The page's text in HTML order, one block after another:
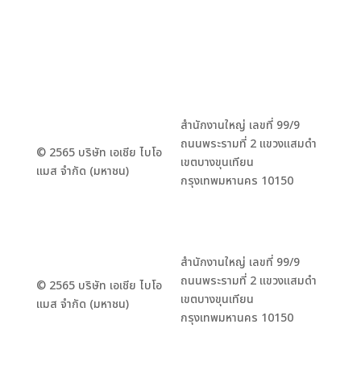
© 2565 บริษัท เอเชีย ไบโอ
แมส จำกัด (มหาชน)
สำนักงานใหญ่ เลขที่ 99/9
ถนนพระรามที่ 2 แขวงแสมดำ
เขตบางขุนเทียน
กรุงเทพมหานคร 10150
© 2565 บริษัท เอเชีย ไบโอ
แมส จำกัด (มหาชน)
สำนักงานใหญ่ เลขที่ 99/9
ถนนพระรามที่ 2 แขวงแสมดำ
เขตบางขุนเทียน
กรุงเทพมหานคร 10150